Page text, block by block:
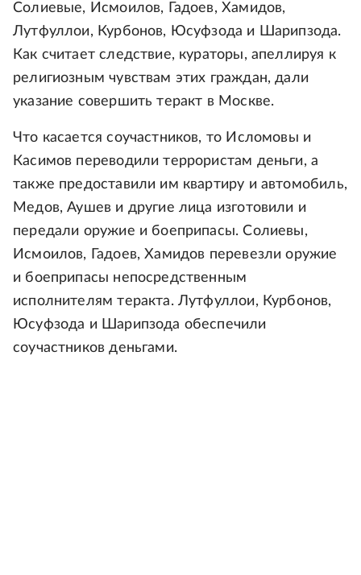
Солиевые, Исмоилов, Гадоев, Хамидов,
Лутфуллои, Курбонов, Юсуфзода и Шарипзода.
Как считает следствие, кураторы, апеллируя к
религиозным чувствам этих граждан, дали
указание совершить теракт в Москве.
Что касается соучастников, то Исломовы и
Касимов переводили террористам деньги, а
также предоставили им квартиру и автомобиль,
Медов, Аушев и другие лица изготовили и
передали оружие и боеприпасы. Солиевы,
Исмоилов, Гадоев, Хамидов перевезли оружие
и боеприпасы непосредственным
исполнителям теракта. Лутфуллои, Курбонов,
Юсуфзода и Шарипзода обеспечили
соучастников деньгами.